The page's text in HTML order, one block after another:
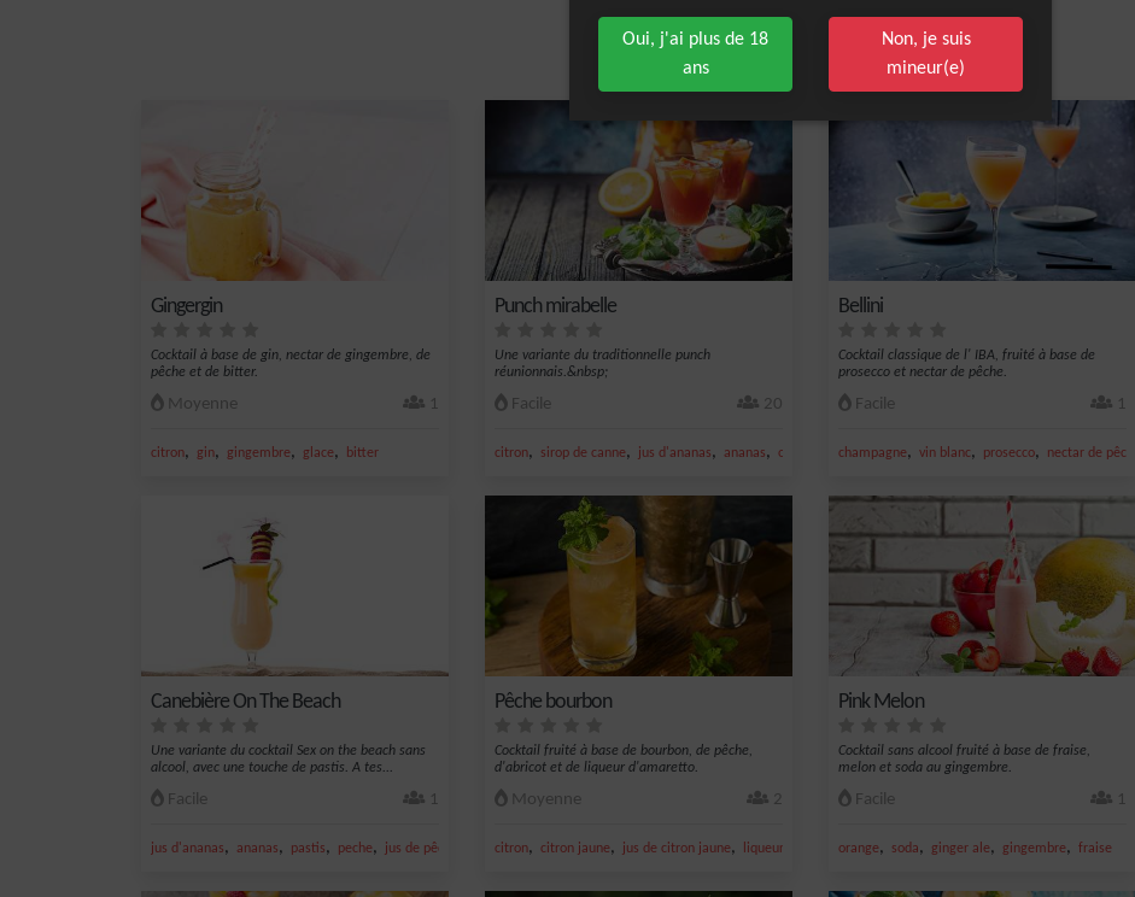
Les cocktails similaires
Gingergin
Cocktail à base de gin, nectar de gingembre, de
pêche et de bitter.
Moyenne 1
citron, gin, gingembre, glace, bitter
Punch mirabelle
Une variante du traditionnelle punch
réunionnais.&nbsp;
Facile 20
citron, sirop de canne, jus d'ananas, ananas, orange
Bellini
Cocktail classique de l' IBA, fruité à base de
prosecco et nectar de pêche.
Facile 1
champagne, vin blanc, prosecco, nectar de pêche
Canebière On The Beach
Une variante du cocktail Sex on the beach sans
alcool, avec une touche de pastis. A tes...
Facile 1
jus d'ananas, ananas, pastis, peche, jus de pêche
Pêche bourbon
Cocktail fruité à base de bourbon, de pêche,
d'abricot et de liqueur d'amaretto.
Moyenne 2
citron, citron jaune, jus de citron jaune, liqueur d'abricot,bourbon
Pink Melon
Cocktail sans alcool fruité à base de fraise,
melon et soda au gingembre.
Facile 1
orange, soda, ginger ale, gingembre, fraise
Oui, j'ai plus de 18
ans
Non, je suis
mineur(e)